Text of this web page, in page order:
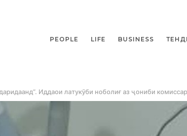
PEOPLE LIFE BUSINESS
Иддаои латукӯби ноболиғ аз ҷониби